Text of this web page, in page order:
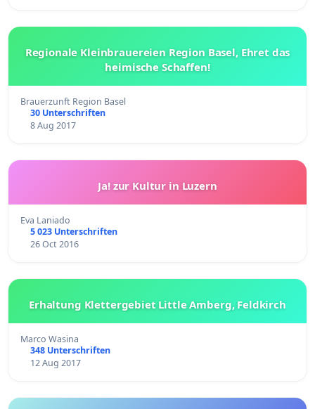
Regionale Kleinbrauereien Region Basel, Ehret das
heimische Schaffen!
Brauerzunft Region Basel
30 Unterschriften
8 Aug 2017
Ja! zur Kultur in Luzern
Eva Laniado
5 023 Unterschriften
26 Oct 2016
Erhaltung Klettergebiet Little Amberg, Feldkirch
Marco Wasina
348 Unterschriften
12 Aug 2017